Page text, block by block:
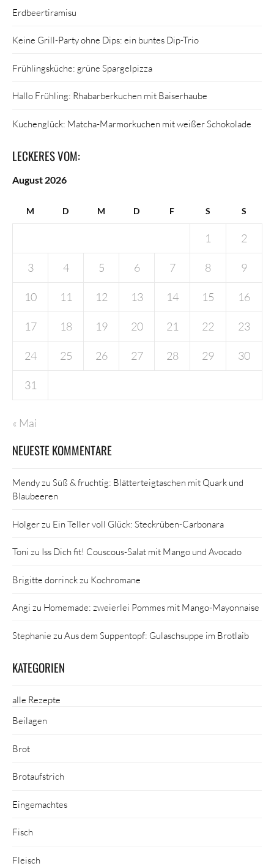
Erdbeertiramisu
Keine Grill-Party ohne Dips: ein buntes Dip-Trio
Frühlingsküche: grüne Spargelpizza
Hallo Frühling: Rhabarberkuchen mit Baiserhaube
Kuchenglück: Matcha-Marmorkuchen mit weißer Schokolade
LECKERES VOM:
August 2026
M D M D F S S
1 2
3 4 5 6 7 8 9
10 11 12 13 14 15 16
17 18 19 20 21 22 23
24 25 26 27 28 29 30
31
« Mai
NEUESTE KOMMENTARE
Mendyzu Süß & fruchtig: Blätterteigtaschen mit Quark und
Blaubeeren
Holgerzu Ein Teller voll Glück: Steckrüben-Carbonara
Toni zu Iss Dich fit! Couscous-Salat mit Mango und Avocado
Brigitte dorrinckzu Kochromane
Angi zu Homemade: zweierlei Pommes mit Mango-Mayonnaise
Stephanie zu Aus dem Suppentopf: Gulaschsuppe im Brotlaib
KATEGORIEN
alle Rezepte
Beilagen
Brot
Brotaufstrich
Eingemachtes
Fisch
Fleisch